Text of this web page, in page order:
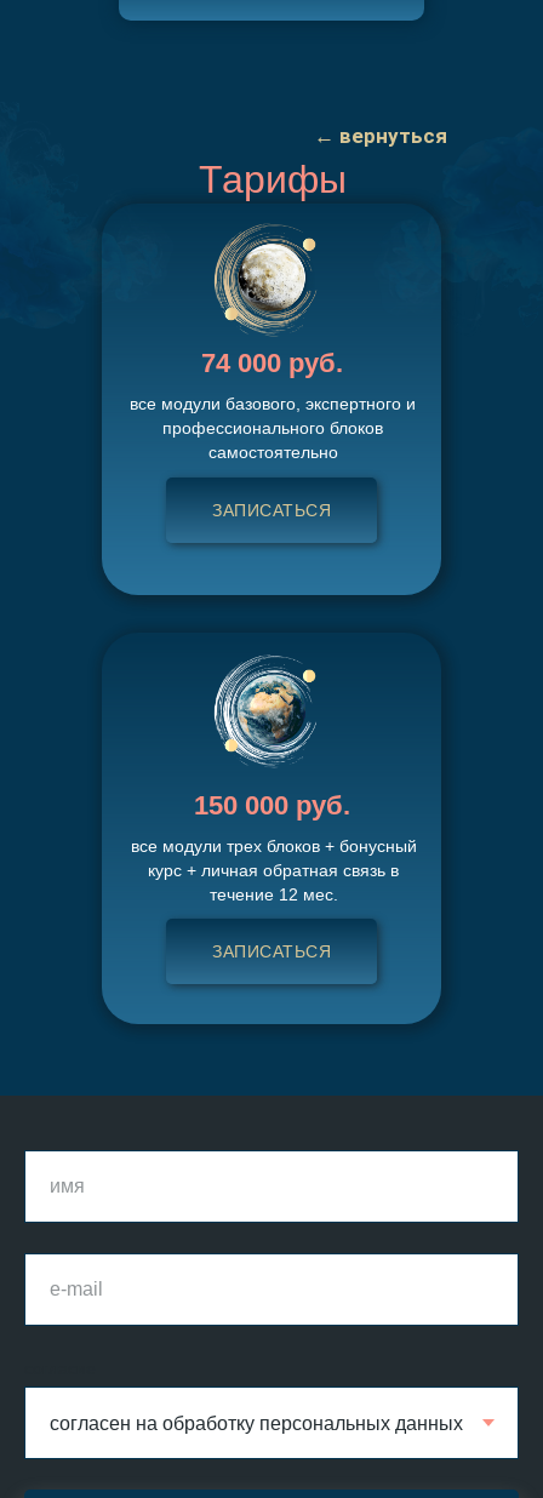
все модули базового, экспертного и
профессионального блоков
самостоятельно
74 000 руб.
ЗАПИСАТЬСЯ
все модули трех блоков + бонусный
курс + личная обратная связь в
течение 12 мес.
ЗАПИСАТЬСЯ
150 000 руб.
← вернуться
Тарифы